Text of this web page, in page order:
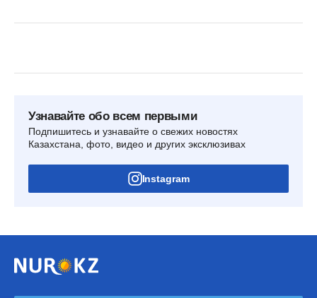
Узнавайте обо всем первыми
Подпишитесь и узнавайте о свежих новостях
Казахстана, фото, видео и других эксклюзивах
Instagram